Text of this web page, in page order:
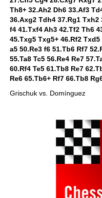
Th8+ 32.Ah2 Dh6 33.Af3
36.Axg2 Tdh4 37.Rg1 Txh2
f4 41.Txf4 Ah3 42.Tf2 Th6
45.Txg5 Txg5+ 46.Rf2
a5 50.Re3 f6 51.Tb6 Rf7
55.Ta8 Tc5 56.Re4 Re7
60.Rf4 Te5 61.Tb8 Re7
Re6 65.Tb6+ Rf7 66.Tb8
Grischuk vs. Domínguez